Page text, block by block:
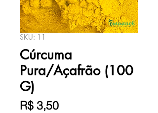
SKU: 11
Cúrcuma
Pura/Açafrão (100
G)
R$ 3,50Preço